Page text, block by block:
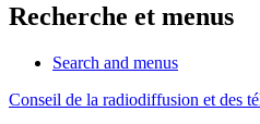
Recherche et menus
Search and menus
Conseil de la radiodiffusion et des